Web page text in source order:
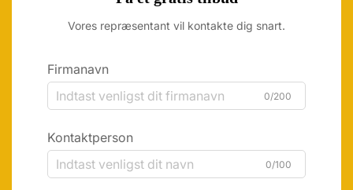
Vores repræsentant vil kontakte dig snart.
Firmanavn
0/200
Kontaktperson
0/100